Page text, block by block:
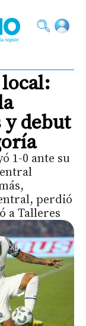
debut
1-0 ante su
perdió
a Talleres